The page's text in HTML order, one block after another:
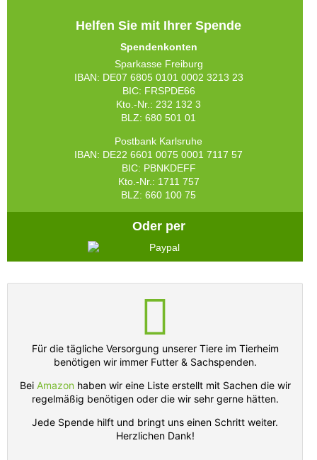
Helfen Sie mit Ihrer Spende
Spendenkonten
Sparkasse Freiburg
IBAN: DE07 6805 0101 0002 3213 23
BIC: FRSPDE66
Kto.-Nr.: 232 132 3
BLZ: 680 501 01
Postbank Karlsruhe
IBAN: DE22 6601 0075 0001 7117 57
BIC: PBNKDEFF
Kto.-Nr.: 1711 757
BLZ: 660 100 75
Oder per
Für die tägliche Versorgung unserer Tiere im Tierheim
benötigen wir immer Futter & Sachspenden.
Bei Amazon haben wir eine Liste erstellt mit Sachen die wir
regelmäßig benötigen oder die wir sehr gerne hätten.
Jede Spende hilft und bringt uns einen Schritt weiter.
Herzlichen Dank!